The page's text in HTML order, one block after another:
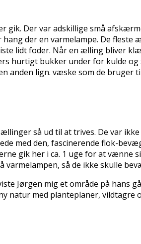
Der var adskillige små
der en varmelampe. De
lidt foder. Når en ælling bliver
hurtigt bukker under for kulde
lign. væske som de bruger
så ud til at trives. De var
med den, fascinerende flok-
gik her i ca. 1 uge for at vænne
så de ikke skulle
Jørgen mig et område på hans
natur med planteplaner, vildtagre